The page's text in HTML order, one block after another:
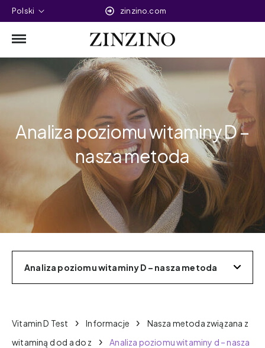
Polski zinzino.com
Analiza poziomu witaminy D –
nasza metoda
Analiza poziomu witaminy D – nasza metoda
Vitamin D Test Informacje
Nasza metoda związana z
witaminą d od a do z
Analiza poziomu witaminy d – nasza